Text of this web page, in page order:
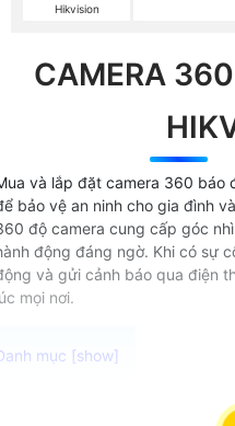
Hikvision
CAMERA
và lắp đặt camera 360 báo
bảo vệ an ninh cho gia đình
độ camera cung cấp góc
động đáng ngờ. Khi có sự
và gửi cảnh báo qua điện
mọi nơi.
360 Báo Động